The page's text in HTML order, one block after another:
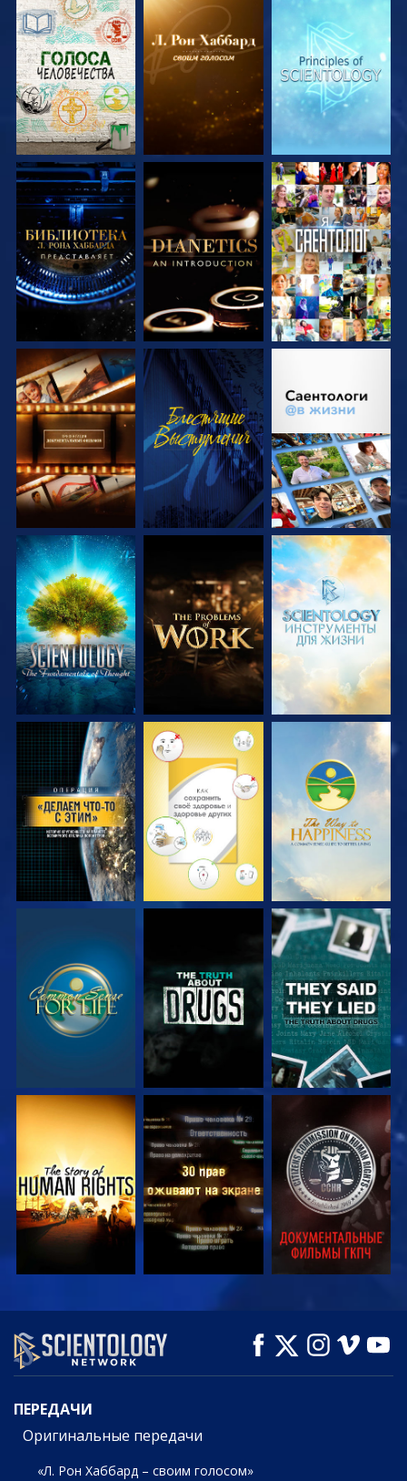
СМОТРЕТЬ
ПЕРЕДАЧИ
СМОТРЕТЬ
ПЕРЕДАЧИ
СМОТРЕТЬ
ПЕРЕДАЧИ
СМОТРЕТЬ
ПЕРЕДАЧИ
СМОТРЕТЬ
ПЕРЕДАЧИ
СМОТРЕТЬ
СМОТРЕТЬ
ПЕРЕДАЧИ
СМОТРЕТЬ
СМОТРЕТЬ
СМОТРЕТЬ
ПЕРЕДАЧИ
СМОТРЕТЬ
ПЕРЕДАЧИ
СМОТРЕТЬ
ПЕРЕДАЧИ
СМОТРЕТЬ СМОТРЕТЬ СМОТРЕТЬ
СМОТРЕТЬ СМОТРЕТЬ СМОТРЕТЬ
СМОТРЕТЬ СМОТРЕТЬ СМОТРЕТЬ
СМОТРЕТЬ СМОТРЕТЬ
СМОТРЕТЬ
ПЕРЕДАЧИ
ПЕРЕДАЧИ
Оригинальные передачи
«Л. Рон Хаббард – своим голосом»